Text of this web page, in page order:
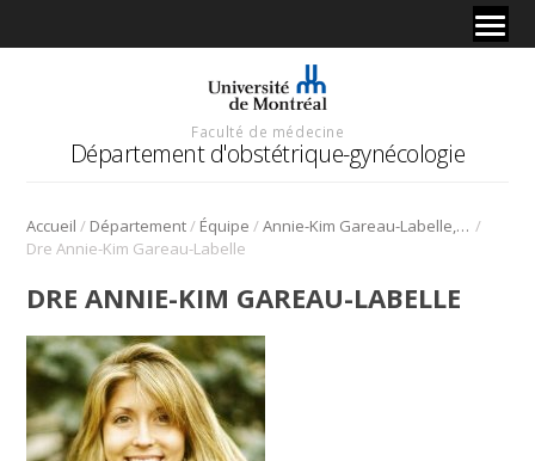
Faculté de médecine
Département d'obstétrique-gynécologie
Accueil / Département/ Équipe / Annie-Kim Gareau-Labelle, M.D., F.R.C.S.C. /
Dre Annie-Kim Gareau-Labelle
DRE ANNIE-KIM GAREAU-LABELLE